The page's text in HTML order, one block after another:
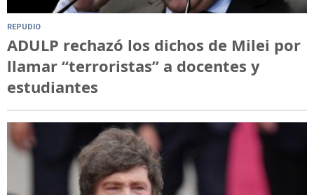
REPUDIO
ADULP rechazó los dichos de Milei por
llamar “terroristas” a docentes y
estudiantes